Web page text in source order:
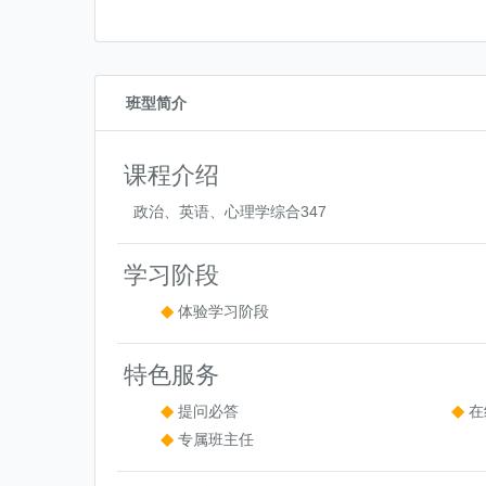
班型简介
课程介绍
政治、英语、心理学综合347
学习阶段
体验学习阶段
特色服务
提问必答
专属班主任